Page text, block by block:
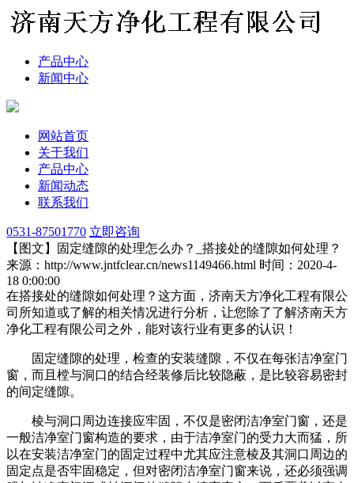
产品中心
新闻中心
网站首页
关于我们
产品中心
新闻动态
联系我们
0531-87501770 立即咨询
【图文】固定缝隙的处理怎么办？_搭接处的缝隙如何处理？
来源：http://www.jntfclear.cn/news1149466.html 时间：2020-4-
18 0:00:00
在搭接处的缝隙如何处理？这方面，济南天方净化工程有限公
司所知道或了解的相关情况进行分析，让您除了了解济南天方
净化工程有限公司之外，能对该行业有更多的认识！
固定缝隙的处理，检查的安装缝隙，不仅在每张洁净室门
窗，而且樘与洞口的结合经装修后比较隐蔽，是比较容易密封
的间定缝隙。
棱与洞口周边连接应牢固，不仅是密闭洁净室门窗，还是
一般洁净室门窗构造的要求，由于洁净室门的受力大而猛，所
以在安装洁净室门的固定过程中尤其应注意棱及其洞口周边的
固定点是否牢固稳定，但对密闭洁净室门窗来说，还必须强调